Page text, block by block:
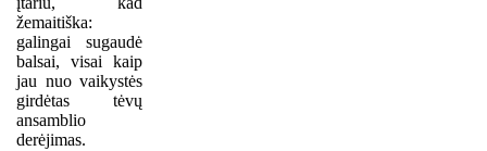
žemaitiška:
galingai sugaudė
balsai, visai kaip
jau nuo vaikystės
girdėtas tėvų
ansamblio
derėjimas.